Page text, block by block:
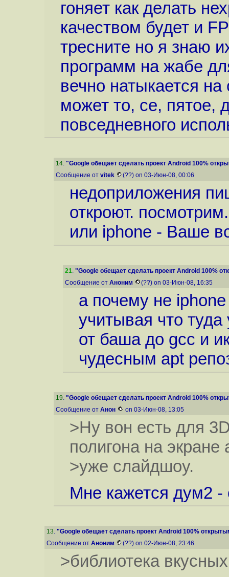
гоняет как делать
качеством будет и
тресните но я знаю
программ на жабе
вечно натыкается
может то, се, пятое,
повседневного
14. "Google обещает сделать проект Android 100%
Сообщение от vitek (??) on 03-Июн-08, 00:06
недоприложения
откроют. посмотрим.
или iphone - Ваше
21. "Google обещает сделать проект Android 100%
Сообщение от Аноним (??) on 03-Июн-08, 16:35
а почему не
учитывая что
от баша до gcc и
чудесным apt
19. "Google обещает сделать проект Android 100%
Сообщение от Анон on 03-Июн-08, 13:05
>Ну вон есть для
полигона на экране
>уже слайдшоу.
Мне кажется дум2 -
13. "Google обещает сделать проект Android 100%
Сообщение от Аноним (??) on 02-Июн-08, 23:46
>библиотека